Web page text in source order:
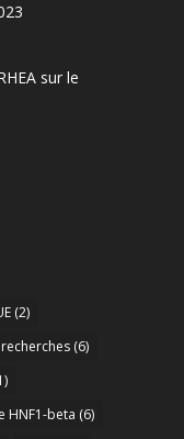
sur le
(2)
(6)
HNF1-beta (6)